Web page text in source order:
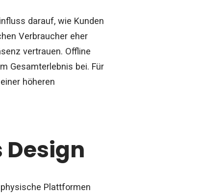
darauf, wie Kunden
Verbraucher eher
vertrauen. Offline
Gesamterlebnis bei. Für
höheren
Plattformen